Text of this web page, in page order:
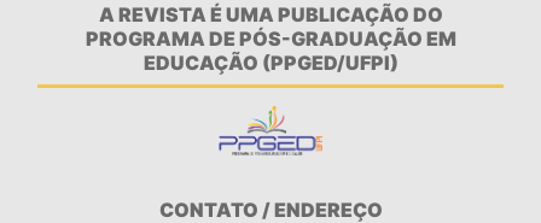
A REVISTA É UMA PUBLICAÇÃO DO
PROGRAMA DE PÓS-GRADUAÇÃO EM
EDUCAÇÃO (PPGED/UFPI)
CONTATO / ENDEREÇO